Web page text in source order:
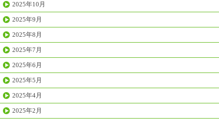
2025年10月
2025年9月
2025年8月
2025年7月
2025年6月
2025年5月
2025年4月
2025年2月